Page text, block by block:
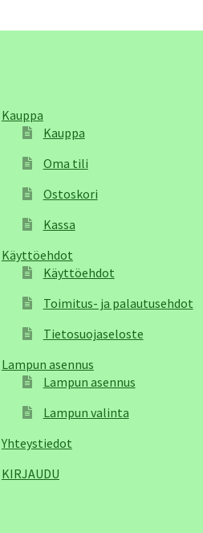
Kauppa
Kauppa
Oma tili
Ostoskori
Kassa
Käyttöehdot
Käyttöehdot
Toimitus- ja palautusehdot
Tietosuojaseloste
Lampun asennus
Lampun asennus
Lampun valinta
Yhteystiedot
KIRJAUDU